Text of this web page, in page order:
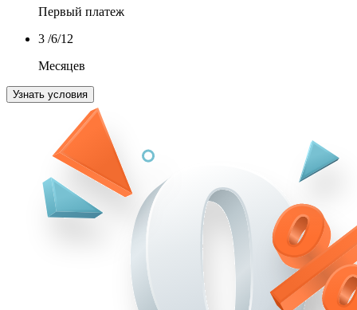
Первый платеж
3 /6/12
Месяцев
Узнать условия